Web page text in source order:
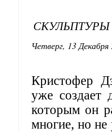
СКУЛЬПТУРЫ
Четверг, 13
Кристофер
уже создает
которым он
многие, но не